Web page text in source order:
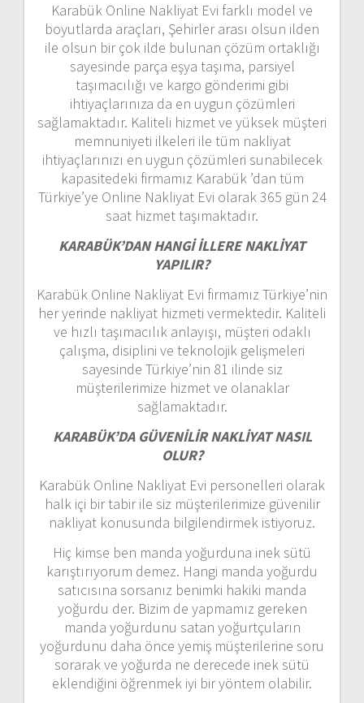
Karabük Online Nakliyat Evi farklı model ve
boyutlarda araçları, Şehirler arası olsun ilden
ile olsun bir çok ilde bulunan çözüm ortaklığı
sayesinde parça eşya taşıma, parsiyel
taşımacılığı ve kargo gönderimi gibi
ihtiyaçlarınıza da en uygun çözümleri
sağlamaktadır. Kaliteli hizmet ve yüksek müşteri
memnuniyeti ilkeleri ile tüm nakliyat
ihtiyaçlarınızı en uygun çözümleri sunabilecek
kapasitedeki firmamız Karabük ’dan tüm
Türkiye’ye Online Nakliyat Evi olarak 365 gün 24
saat hizmet taşımaktadır.
KARABÜK’DAN HANGİ İLLERE NAKLİYAT
YAPILIR?
Karabük Online Nakliyat Evi firmamız Türkiye’nin
her yerinde nakliyat hizmeti vermektedir. Kaliteli
ve hızlı taşımacılık anlayışı, müşteri odaklı
çalışma, disiplini ve teknolojik gelişmeleri
sayesinde Türkiye’nin 81 ilinde siz
müşterilerimize hizmet ve olanaklar
sağlamaktadır.
KARABÜK’DA GÜVENİLİR NAKLİYAT NASIL
OLUR?
Karabük Online Nakliyat Evi personelleri olarak
halk içi bir tabir ile siz müşterilerimize güvenilir
nakliyat konusunda bilgilendirmek istiyoruz.
Hiç kimse ben manda yoğurduna inek sütü
karıştırıyorum demez. Hangi manda yoğurdu
satıcısına sorsanız benimki hakiki manda
yoğurdu der. Bizim de yapmamız gereken
manda yoğurdunu satan yoğurtçuların
yoğurdunu daha önce yemiş müşterilerine soru
sorarak ve yoğurda ne derecede inek sütü
eklendiğini öğrenmek iyi bir yöntem olabilir.